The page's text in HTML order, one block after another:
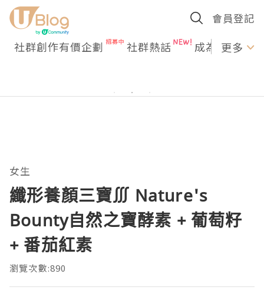
會員登記
社群創作有價企劃 社群熱話 成為U更多
女生
纖形養顏三寶∭ Nature's
Bounty自然之寶酵素 + 葡萄籽
+ 番茄紅素
瀏覽次數:890